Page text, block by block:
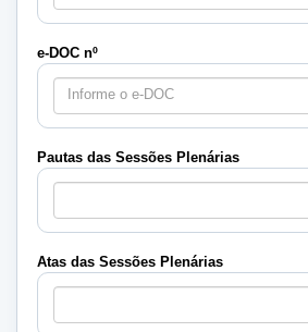
e-DOC nº
Informe o e-DOC
Pautas das Sessões Plenárias
Pautas
Sessões
Plenárias
Atas das Sessões Plenárias
Atas
Sessões